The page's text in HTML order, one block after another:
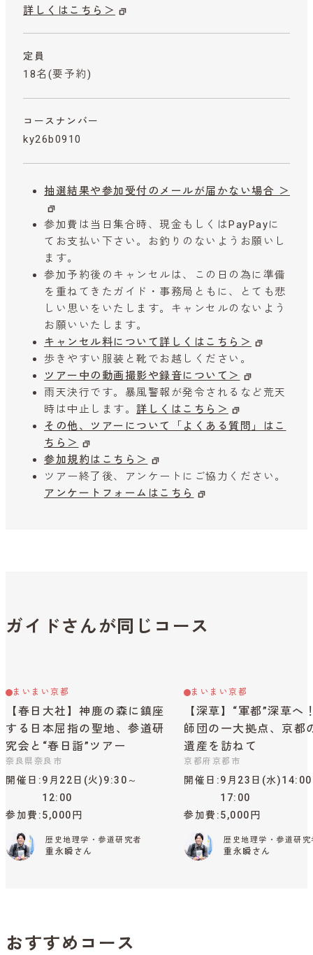
詳しくはこちら＞
定員
18名(要予約)
コースナンバー
ky26b0910
抽選結果や参加受付のメールが届かない場合 ＞
参加費は当日集合時、現金もしくはPayPayに
てお支払い下さい。お釣りのないようお願いし
ます。
参加予約後のキャンセルは、この日の為に準備
を重ねてきたガイド・事務局ともに、とても悲
しい思いをいたします。キャンセルのないよう
お願いいたします。
キャンセル料について詳しくはこちら＞
歩きやすい服装と靴でお越しください。
ツアー中の動画撮影や録音について＞
雨天決行です。暴風警報が発令されるなど荒天
時は中止します。 詳しくはこちら＞
その他、ツアーについて「よくある質問」はこ
ちら＞
参加規約はこちら＞
ツアー終了後、アンケートにご協力ください。
アンケートフォームはこちら
ガイドさんが同じコース
まいまい京都
【春日大社】神鹿の森に鎮座
する日本屈指の聖地、参道研
究会と“春日詣”ツアー
奈良県奈良市
開催日
9月22日(火)9:30～
12:00
参加費 5,000円
歴史地理学・参道研究者
重永瞬さん
まいまい京都
【深草】“軍都”深草へ
師団の一大拠点、京都
遺産を訪ねて
京都府京都市
開催日
9月23日(水
17:00
参加費 5,000円
歴史地理学・参道研究
重永瞬さん
おすすめコース